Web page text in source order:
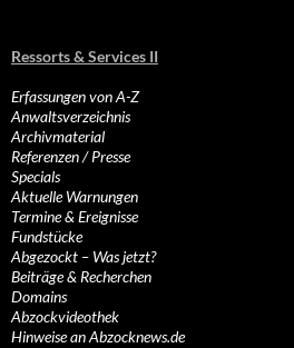
Ressorts & Services II
Erfassungen von A-Z
Anwaltsverzeichnis
Archivmaterial
Referenzen / Presse
Specials
Aktuelle Warnungen
Termine & Ereignisse
Fundstücke
Abgezockt – Was jetzt?
Beiträge & Recherchen
Domains
Abzockvideothek
Hinweise an Abzocknews.de